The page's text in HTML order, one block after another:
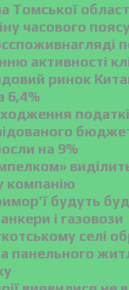
Томської
часового поясу
активності
ринок
6,4%
на 9%
компанію
будуть
і газовози
селі
панельного